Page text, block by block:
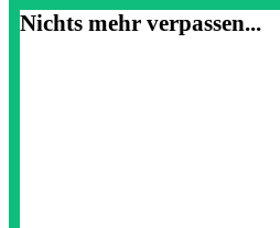
Nichts mehr verpassen...